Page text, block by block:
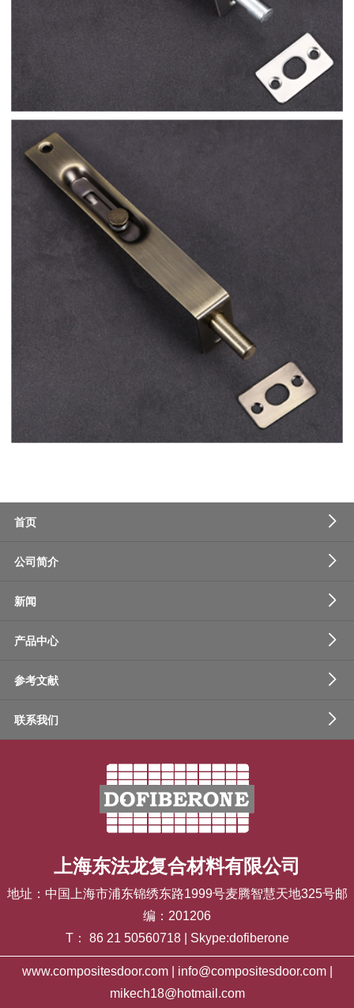
首页
公司简介
新闻
产品中心
参考文献
联系我们
上海东法龙复合材料有限公司
地址：中国上海市浦东锦绣东路1999号麦腾智慧天地325号邮
编：201206
T： 86 21 50560718 | Skype:dofiberone
www.compositesdoor.com | info@compositesdoor.com |
mikech18@hotmail.com